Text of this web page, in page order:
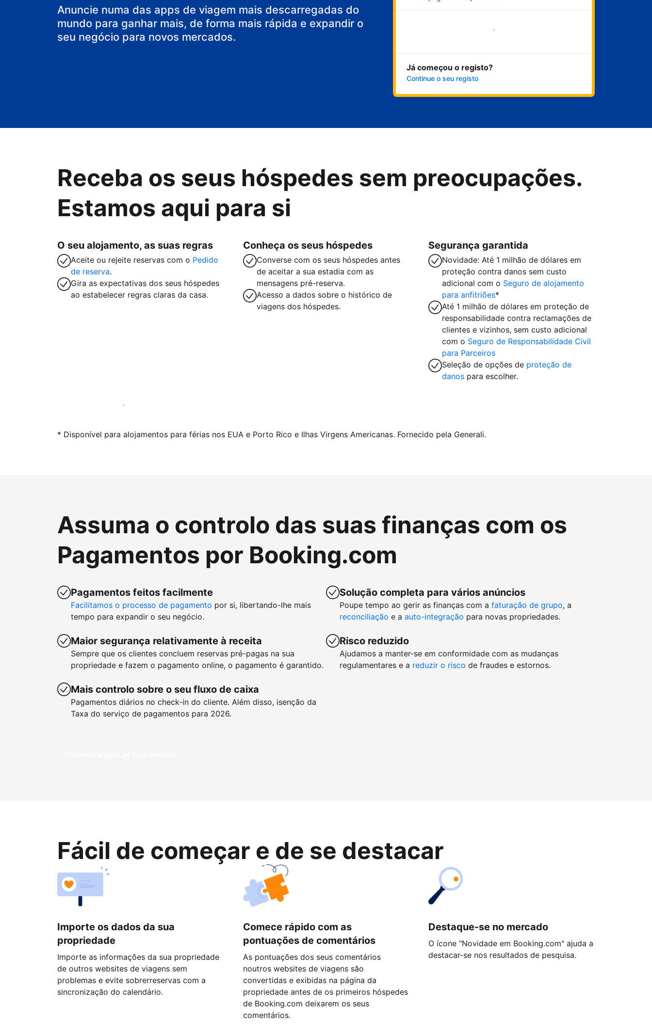
o seu hostel
Anuncie numa das apps de viagem mais descarregadas do
mundo para ganhar mais, de forma mais rápida e expandir o
seu negócio para novos mercados.
Comece já
Já começou o registo?
Continue o seu registo
Receba os seus hóspedes sem preocupações.
Estamos aqui para si
O seu alojamento, as suas regras
Aceite ou rejeite reservas com o Pedido
de reserva.
Gira as expectativas dos seus hóspedes
ao estabelecer regras claras da casa.
Conheça os seus hóspedes
Converse com os seus hóspedes antes
de aceitar a sua estadia com as
mensagens pré-reserva.
Acesso a dados sobre o histórico de
viagens dos hóspedes.
Segurança garantida
Novidade: Até 1 milhão de dólares em
proteção contra danos sem custo
adicional com o Seguro de alojamento
para anfitriões*
Até 1 milhão de dólares em proteção de
responsabilidade contra reclamações de
clientes e vizinhos, sem custo adicional
com o Seguro de Responsabilidade Civil
para Parceiros
Seleção de opções de proteção de
danos para escolher.
Anuncie connosco hoje mesmo
* Disponível para alojamentos para férias nos EUA e Porto Rico e Ilhas Virgens Americanas. Fornecido pela Generali.
Assuma o controlo das suas finanças com os
Pagamentos por Booking.com
Pagamentos feitos facilmente
Facilitamos o processo de pagamento por si, libertando-lhe mais
tempo para expandir o seu negócio.
Maior segurança relativamente à receita
Sempre que os clientes concluem reservas pré-pagas na sua
propriedade e fazem o pagamento online, o pagamento é garantido.
Mais controlo sobre o seu fluxo de caixa
Pagamentos diários no check-in do cliente. Além disso, isenção da
Taxa do serviço de pagamentos para 2026.
Solução completa para vários anúncios
Poupe tempo ao gerir as finanças com a faturação de grupo, a
reconciliação e a auto-integração para novas propriedades.
Risco reduzido
Ajudamos a manter-se em conformidade com as mudanças
regulamentares e a reduzir o risco de fraudes e estornos.
Comece a ganhar hoje mesmo
Fácil de começar e de se destacar
Importe os dados da sua
propriedade
Importe as informações da sua propriedade
de outros websites de viagens sem
problemas e evite sobrerreservas com a
sincronização do calendário.
Comece rápido com as
pontuações de comentários
As pontuações dos seus comentários
noutros websites de viagens são
convertidas e exibidas na página da
propriedade antes de os primeiros hóspedes
de Booking.com deixarem os seus
comentários.
Destaque-se no mercado
O ícone "Novidade em Booking.com" ajuda a
destacar-se nos resultados de pesquisa.